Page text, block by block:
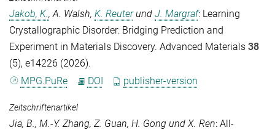
Jakob, K.,A. Walsh, K. Reuterund J. Margraf: Learning
Crystallographic Disorder: Bridging Prediction and
Experiment in Materials Discovery. Advanced Materials 38
(5), e14226 (2026).
MPG.PuRe
DOI publisher-version
Zeitschriftenartikel
Jia, B., M.-Y. Zhang, Z. Guan, H. Gong und X. Ren: All-